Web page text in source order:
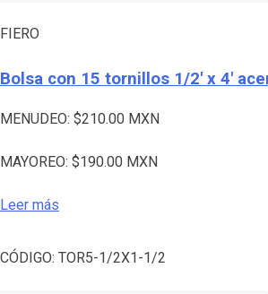
FIERO
Bolsa con 15 tornillos 1/2′ x 4′
MENUDEO: $210.00 MXN
MAYOREO: $190.00 MXN
Leer más
CÓDIGO: TOR5-1/2X1-1/2